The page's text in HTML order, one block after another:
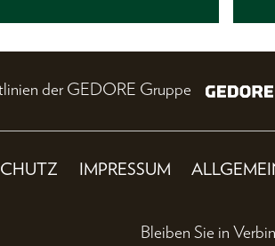
der GEDORE Gruppe
IMPRESSUM
Bleiben Sie in